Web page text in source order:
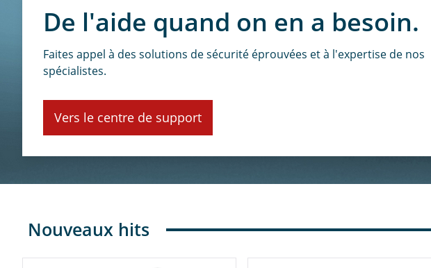
Modem / Routeur
Licences
Gestion du réseau
Étude de site WiFi
Mesure DECT
Démo web 1:1
CTS
Fanvil
Jabra
De l'aide quand on en a besoin.
Faites appel à des solutions de sécurité éprouvées et à l'expertise de nos
spécialistes.
Vers le centre de support
Nouveaux hits